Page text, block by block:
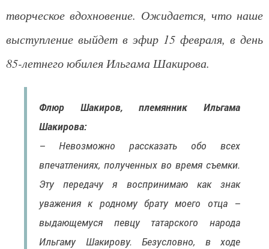
творческое вдохновение. Ожидается, что наше
выступление выйдет в эфир 15 февраля, в день
85-летнего юбилея Ильгама Шакирова.
Флюр Шакиров, племянник Ильгама
Шакирова:
– Невозможно рассказать обо всех
впечатлениях, полученных во время съемки.
Эту передачу я воспринимаю как знак
уважения к родному брату моего отца –
выдающемуся певцу татарского народа
Ильгаму Шакирову. Безусловно, в ходе